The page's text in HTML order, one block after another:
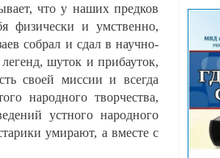
что у наших предков
физически и умственно,
собрал и сдал в научно-
шуток и прибауток,
своей миссии и всегда
народного творчества,
устного народного
умирают, а вместе с